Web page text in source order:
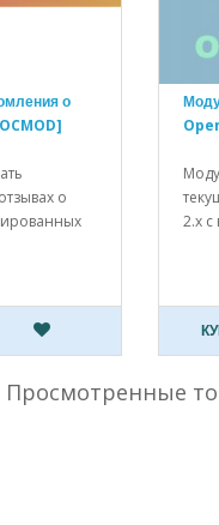
о
о
2.x
Просмотренные